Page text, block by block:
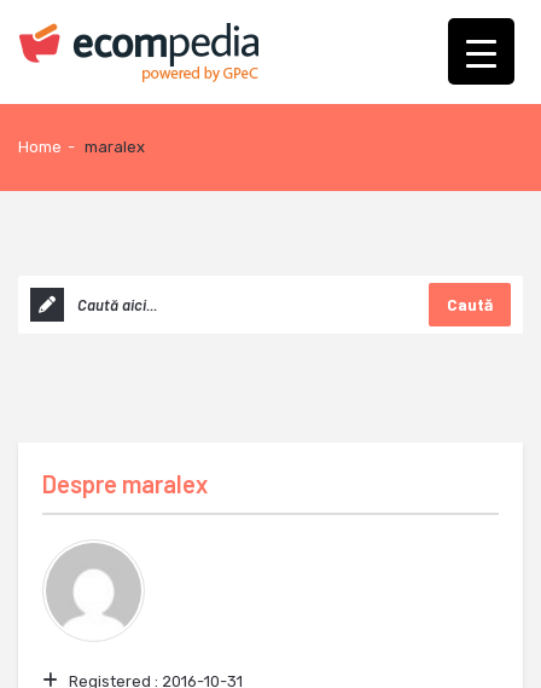
Home - maralex
Caută
Despre maralex
Registered : 2016-10-31